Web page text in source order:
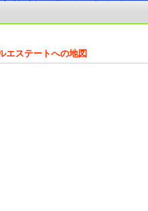
エステートへの地図